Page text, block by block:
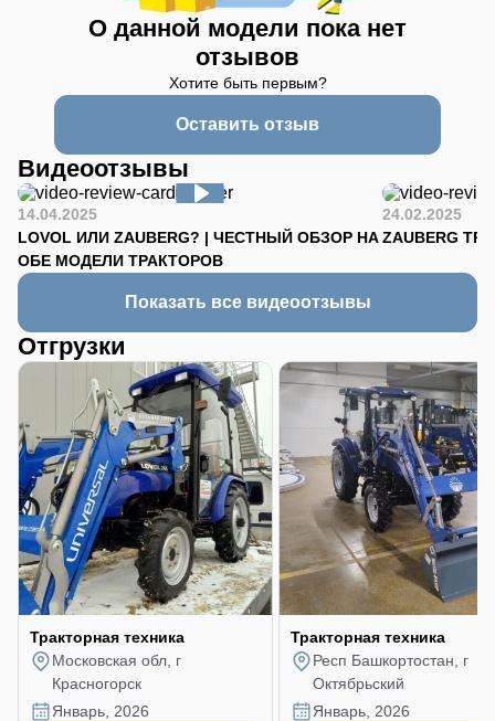
О данной модели пока нет
отзывов
Хотите быть первым?
Оставить отзыв
Видеоотзывы
14.04.2025
LOVOL ИЛИ ZAUBERG? | ЧЕСТНЫЙ ОБЗОР НА
ОБЕ МОДЕЛИ ТРАКТОРОВ
24.02.2025
ZAUBERG
Показать все видеоотзывы
Отгрузки
Тракторная техника
Московская обл, г
Красногорск
январь, 2026
Тракторная техника
Респ Башкортостан, г
Октябрьский
январь, 2026